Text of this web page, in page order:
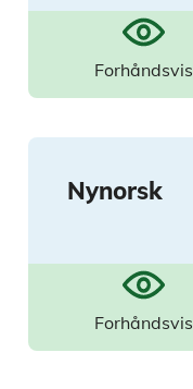
Forhåndsvis
Nynorsk
Forhåndsvis